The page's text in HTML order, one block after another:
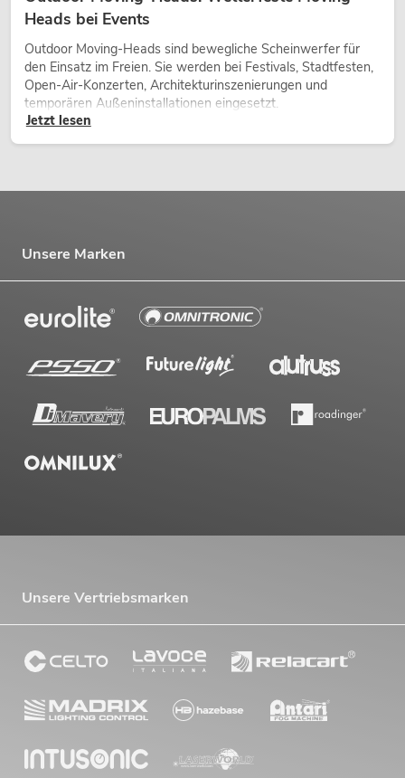
Heads bei Events
Outdoor Moving-Heads sind bewegliche Scheinwerfer für
den Einsatz im Freien. Sie werden bei Festivals, Stadtfesten,
Open-Air-Konzerten, Architekturinszenierungen und
temporären Außeninstallationen eingesetzt.
Jetzt lesen
Unsere Marken
Unsere Vertriebsmarken